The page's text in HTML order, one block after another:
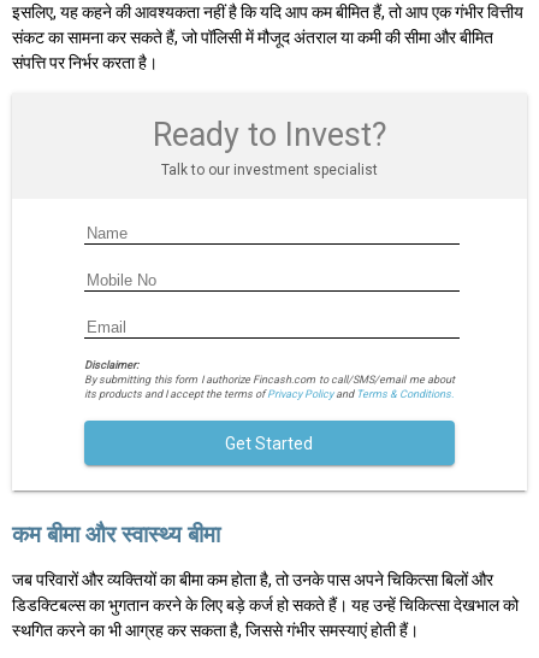
इसलिए, यह कहने की आवश्यकता नहीं है कि यदि आप कम बीमित हैं, तो आप एक गंभीर वित्तीय
संकट का सामना कर सकते हैं, जो पॉलिसी में मौजूद अंतराल या कमी की सीमा और बीमित
संपत्ति पर निर्भर करता है।
Ready to Invest?
Talk to our investment specialist
Disclaimer:
By submitting this form I authorize Fincash.com to call/SMS/email me about
its products and I accept the terms ofPrivacy Policyand Terms & Conditions.
Get Started
कम बीमा और स्वास्थ्य बीमा
जब परिवारों और व्यक्तियों का बीमा कम होता है, तो उनके पास अपने चिकित्सा बिलों और
डिडक्टिबल्स का भुगतान करने के लिए बड़े कर्ज हो सकते हैं। यह उन्हें चिकित्सा देखभाल को
स्थगित करने का भी आग्रह कर सकता है, जिससे गंभीर समस्याएं होती हैं।